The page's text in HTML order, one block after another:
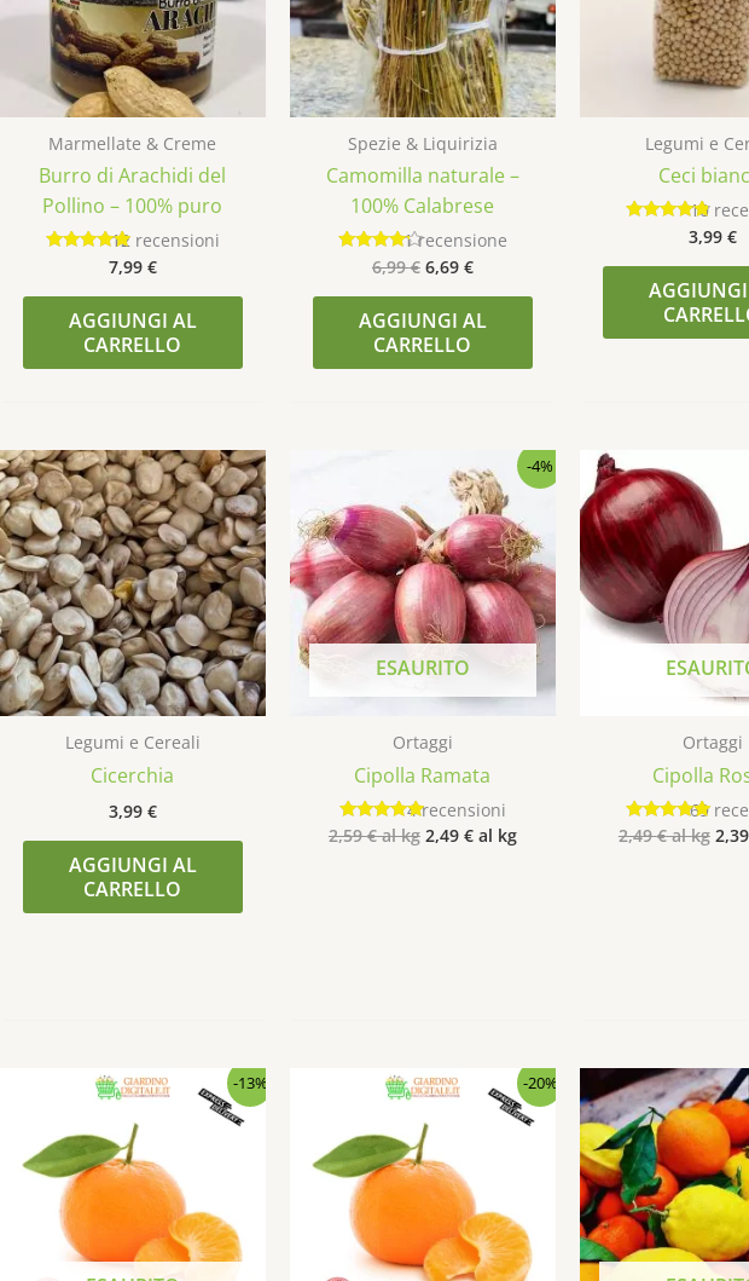
Marmellate & Creme
Burro di Arachidi del
Pollino – 100% puro
Valutato
su 5
12recensioni
7,99 €
AGGIUNGI AL
CARRELLO
Spezie & Liquirizia
Camomilla naturale –
100% Calabrese
Valutato
4.00
su 5
1recensione
6,99€ 6,69 €
AGGIUNGI AL
CARRELLO
Legumi e
Ceci
Valutato
su 5
10
3,99 €
Legumi e Cereali
Cicerchia
3,99 €
AGGIUNGI AL
CARRELLO
-4%
ESAURITO
Ortaggi
Cipolla Ramata
Valutato
4recensioni
2,59€al kg 2,49 €al kg
Ortaggi
Cipolla
Valutato
69
2,49€al kg 2,39
-13%
Questo
prodotto
ha
più
varianti.
opzioni
-20%
ha
più
Le